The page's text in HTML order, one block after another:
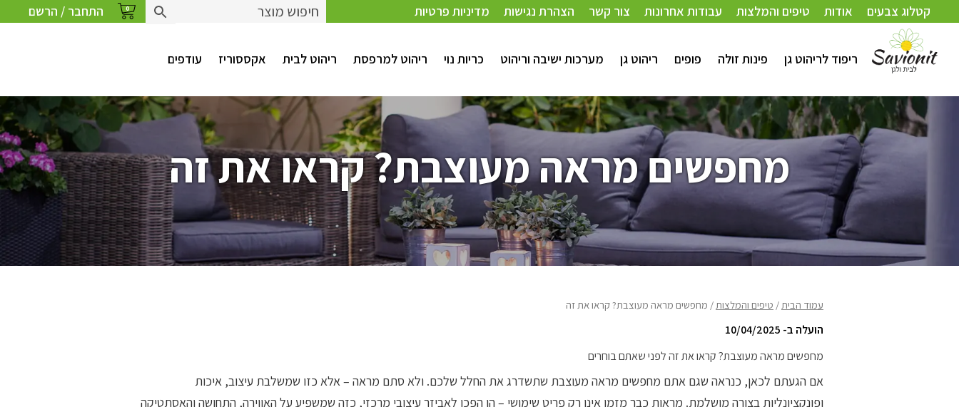
התחבר / הרשם 0 קטלוג צבעים אודות טיפים והמלצות עבודות אחרונות צור קשר הצהרת נגישות מדיניות פרטיות
ריפוד לריהוט גן פינות זולה פופים ריהוט גן מערכות ישיבה וריהוט כריות נוי ריהוט למרפסת ריהוט לבית אקססוריז עודפים
מחפשים מראה מעוצבת? קראו את זה
עמוד הבית/ טיפים והמלצות/ מחפשים מראה מעוצבת? קראו את זה
הועלה ב- 10/04/2025
מחפשים מראה מעוצבת? קראו את זה לפני שאתם בוחרים
אם הגעתם לכאן, כנראה שגם אתם מחפשים מראה מעוצבת שתשדרג את החלל שלכם. ולא סתם מראה – אלא כזו שמשלבת עיצוב, איכות
ופונקציונליות בצורה מושלמת. מראות כבר מזמן אינן רק פריט שימושי – הן הפכו לאביזר עיצובי מרכזי, כזה שמשפיע על האווירה, התחושה והאסתטיקה